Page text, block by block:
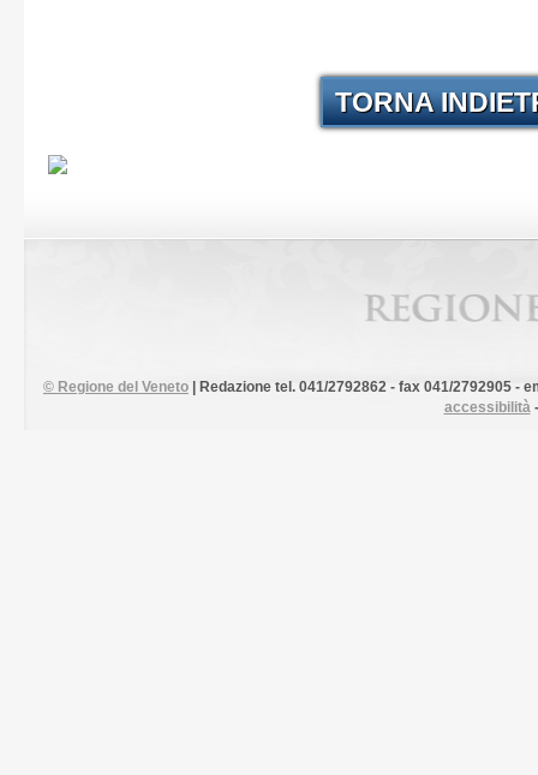
TORNA
© Regione del Veneto
| Redazione tel. 041/2792862 - fax 041/2792905 -
accessibilità